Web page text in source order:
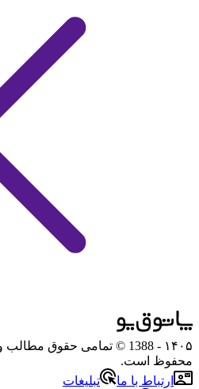
۱۴۰۵
- 1388 © تمامی حقوق
محفوظ است.
ارتباط با ما
تبلیغات